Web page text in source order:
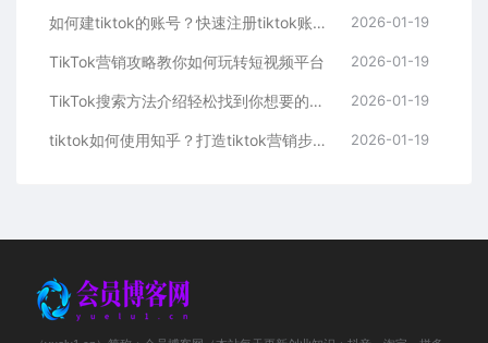
如何建tiktok的账号？快速注册tiktok账号的步骤 2026-01-19
TikTok营销攻略教你如何玩转短视频平台 2026-01-19
TikTok搜索方法介绍轻松找到你想要的内容 2026-01-19
tiktok如何使用知乎？打造tiktok营销步骤的方法 2026-01-19